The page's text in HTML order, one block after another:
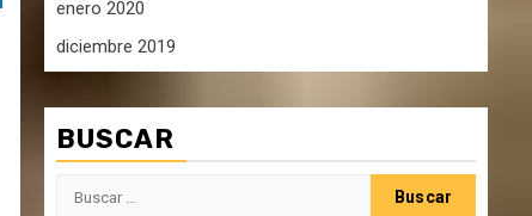
enero 2020
diciembre 2019
BUSCAR
Buscar: